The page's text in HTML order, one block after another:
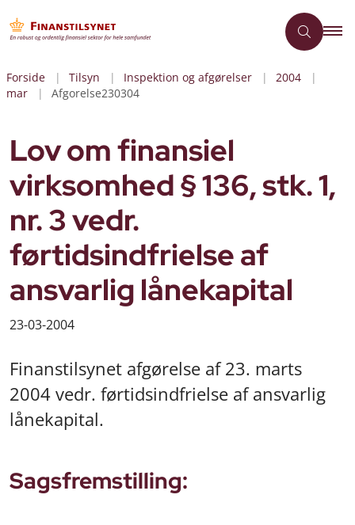
Forside Tilsyn Inspektion og afgørelser
2004
mar
Afgorelse230304
Lov om finansiel
virksomhed § 136, stk. 1,
nr. 3 vedr.
førtidsindfrielse af
ansvarlig lånekapital
23-03-2004
Finanstilsynet afgørelse af 23. marts
2004 vedr. førtidsindfrielse af ansvarlig
lånekapital.
Sagsfremstilling: